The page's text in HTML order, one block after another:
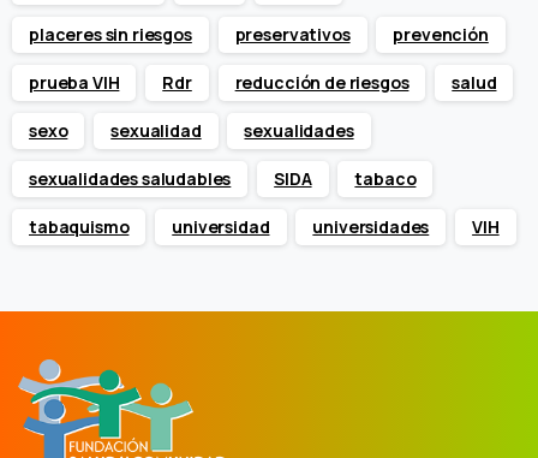
placeres sin riesgos preservativos prevención
prueba VIH Rdr reducción de riesgos salud
sexo sexualidad sexualidades
sexualidades saludables SIDA tabaco
tabaquismo universidad universidades VIH